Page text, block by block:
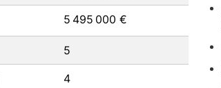
5 495 000 €
5
4